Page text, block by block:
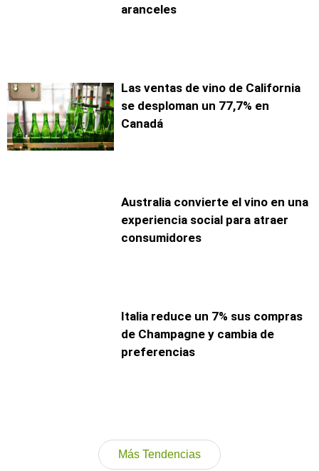
aranceles
Las ventas de vino de California
se desploman un 77,7% en
Canadá
Australia convierte el vino en una
experiencia social para atraer
consumidores
Italia reduce un 7% sus compras
de Champagne y cambia de
preferencias
Más Tendencias